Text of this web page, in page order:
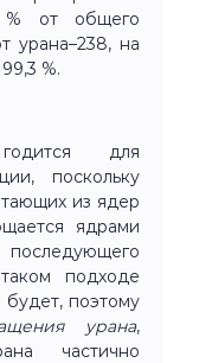
% от общего
урана–238, на
%.
для
поскольку
из ядер
ядрами
последующего
подходе
будет, поэтому
урана,
частично